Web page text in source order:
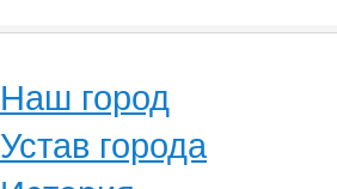
Наш город
Устав города